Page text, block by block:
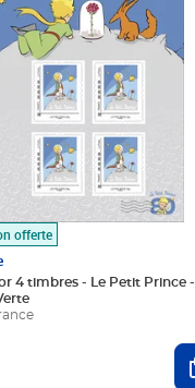
offerte
4 timbres - Le Petit Prince -